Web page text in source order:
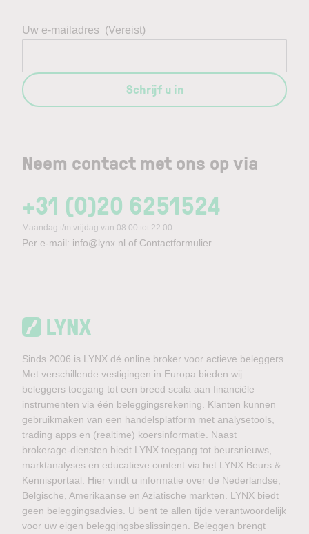
Neem contact met ons op via
+31 (0)20 6251524
Maandag t/m vrijdag van 08:00 tot 22:00
Per e-mail: info@lynx.nl of Contactformulier
Uw e-mailadres (Vereist)
Schrijf u in
Sinds 2006 is LYNX dé online broker voor actieve beleggers.
Met verschillende vestigingen in Europa bieden wij
beleggers toegang tot een breed scala aan financiële
instrumenten via één beleggingsrekening. Klanten kunnen
gebruikmaken van een handelsplatform met analysetools,
trading apps en (realtime) koersinformatie. Naast
brokerage-diensten biedt LYNX toegang tot beursnieuws,
marktanalyses en educatieve content via het LYNX Beurs &
Kennisportaal. Hier vindt u informatie over de Nederlandse,
Belgische, Amerikaanse en Aziatische markten. LYNX biedt
geen beleggingsadvies. U bent te allen tijde verantwoordelijk
voor uw eigen beleggingsbeslissingen. Beleggen brengt